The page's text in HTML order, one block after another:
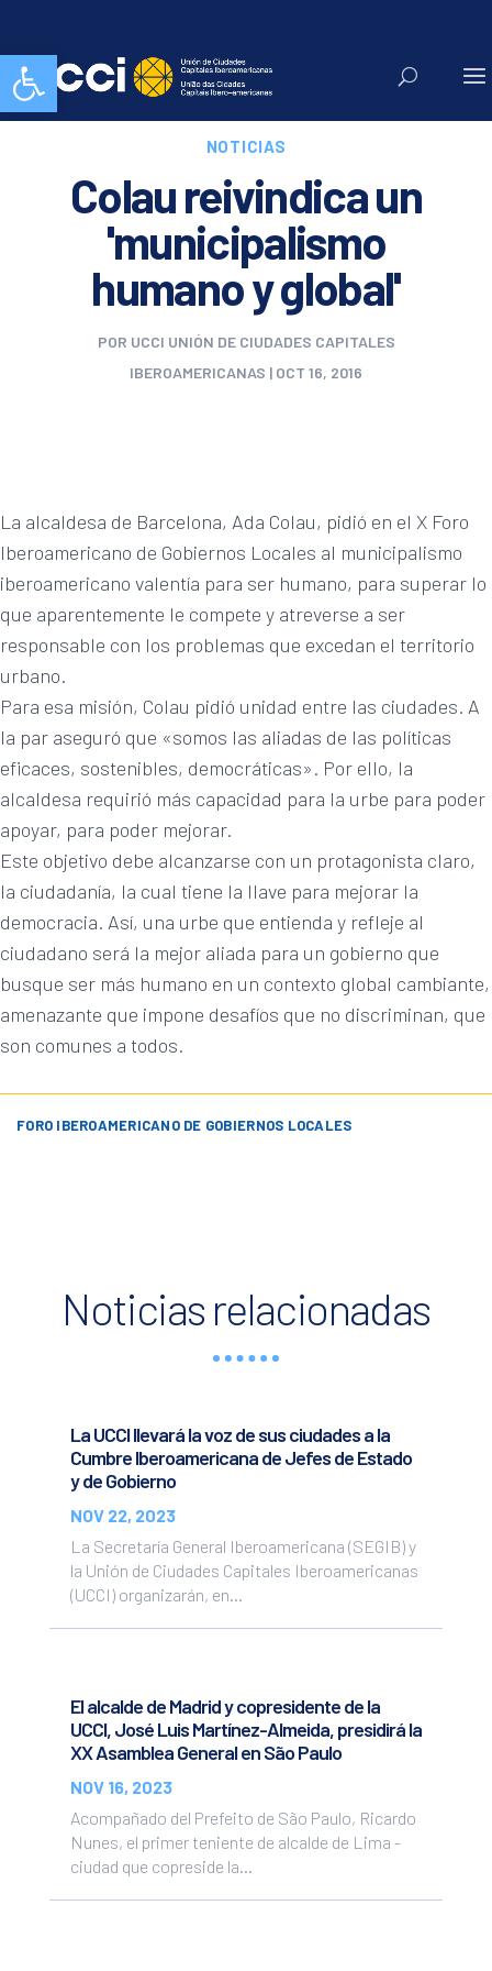
Abrir barra de herramientas
NOTICIAS
Colau reivindica un
'municipalismo
humano y global'
POR UCCI UNIÓN DE CIUDADES CAPITALES
IBEROAMERICANAS | OCT 16, 2016
La alcaldesa de Barcelona, Ada Colau, pidió en el X Foro
Iberoamericano de Gobiernos Locales al municipalismo
iberoamericano valentía para ser humano, para superar lo
que aparentemente le compete y atreverse a ser
responsable con los problemas que excedan el territorio
urbano.
Para esa misión, Colau pidió unidad entre las ciudades. A
la par aseguró que «somos las aliadas de las políticas
eficaces, sostenibles, democráticas». Por ello, la
alcaldesa requirió más capacidad para la urbe para poder
apoyar, para poder mejorar.
Este objetivo debe alcanzarse con un protagonista claro,
la ciudadanía, la cual tiene la llave para mejorar la
democracia. Así, una urbe que entienda y refleje al
ciudadano será la mejor aliada para un gobierno que
busque ser más humano en un contexto global cambiante,
amenazante que impone desafíos que no discriminan, que
son comunes a todos.
FORO IBEROAMERICANO DE GOBIERNOS LOCALES
Noticias relacionadas
La UCCI llevará la voz de sus ciudades a la
Cumbre Iberoamericana de Jefes de Estado
y de Gobierno
NOV 22, 2023
La Secretaría General Iberoamericana (SEGIB) y
la Unión de Ciudades Capitales Iberoamericanas
(UCCI) organizarán, en...
El alcalde de Madrid y copresidente de la
UCCI, José Luis Martínez-Almeida, presidirá la
XX Asamblea General en São Paulo
NOV 16, 2023
Acompañado del Prefeito de São Paulo, Ricardo
Nunes, el primer teniente de alcalde de Lima -
ciudad que copreside la...